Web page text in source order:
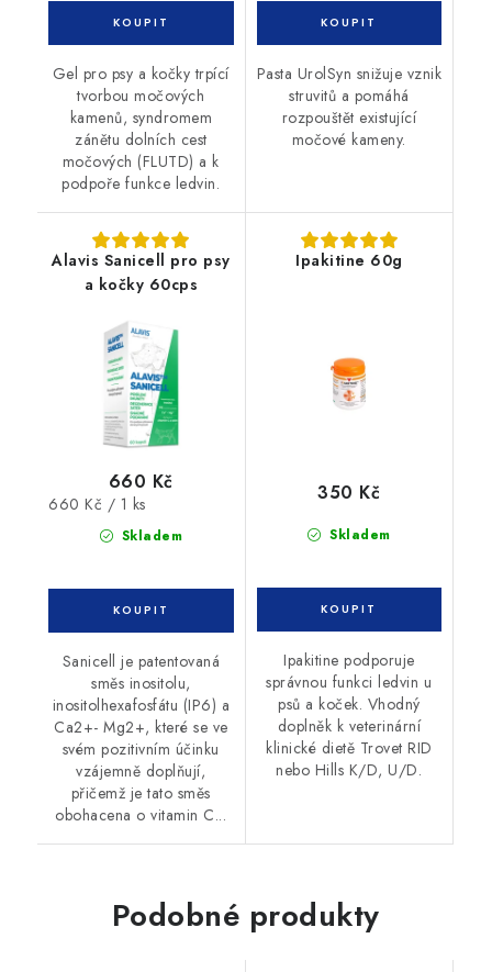
Gel pro psy a kočky trpící
tvorbou močových
kamenů, syndromem
zánětu dolních cest
močových (FLUTD) a k
podpoře funkce ledvin.
Pasta UrolSyn snižuje vznik
struvitů a pomáhá
rozpouštět existující
močové kameny.
Alavis Sanicell pro psy
a kočky 60cps
Skladem
660 Kč
Měrná
660 Kč / 1 ks
Sanicell je patentovaná
směs inositolu,
inositolhexafosfátu (IP6) a
Ca2+- Mg2+, které se ve
svém pozitivním účinku
vzájemně doplňují,
přičemž je tato směs
obohacena o vitamin C...
Ipakitine 60g
Skladem
350 Kč
Ipakitine podporuje
správnou funkci ledvin u
psů a koček. Vhodný
doplněk k veterinární
klinické dietě Trovet RID
nebo Hills K/D, U/D.
Podobné produkty